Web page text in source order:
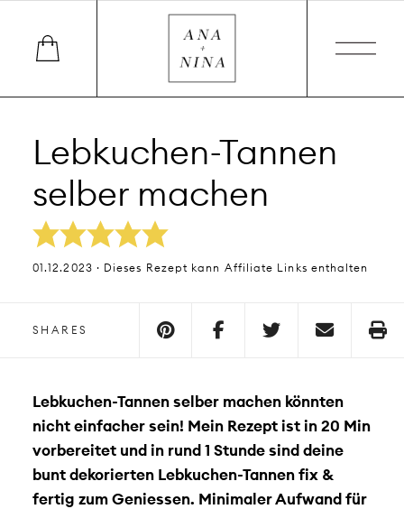
Lebkuchen-Tannen
selber machen
01.12.2023 · Dieses Rezept kann Affiliate Links enthalten
SHARES
Lebkuchen-Tannen selber machen könnten
nicht einfacher sein! Mein Rezept ist in 20 Min
vorbereitet und in rund 1 Stunde sind deine
bunt dekorierten Lebkuchen-Tannen fix &
fertig zum Geniessen. Minimaler Aufwand für